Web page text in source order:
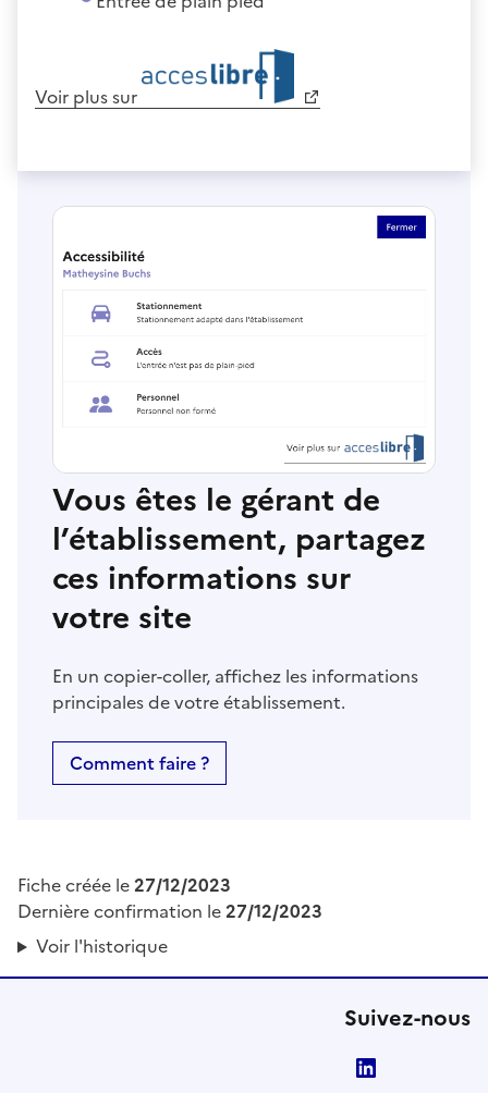
Voir plus sur
Vous êtes le gérant de
l’établissement, partagez
ces informations sur
votre site
En un copier-coller, affichez les informations
principales de votre établissement.
Comment faire ?
Fiche créée le27/12/2023
Dernière confirmation le27/12/2023
Voir l'historique
Suivez-nous